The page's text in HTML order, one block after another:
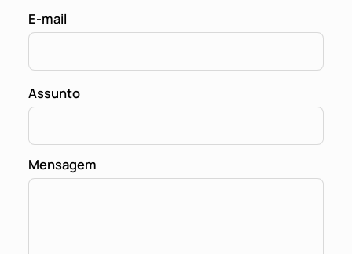
E-mail
Assunto
Mensagem